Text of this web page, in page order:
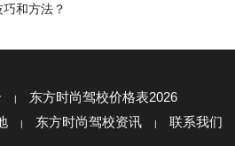
和方法？
东方时尚驾校价格表2026
东方时尚驾校资讯 联系我们